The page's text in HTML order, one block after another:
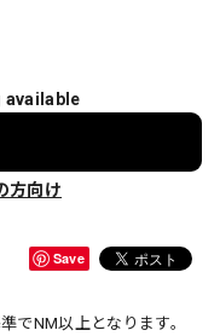
available
方向け
Save
でNM以上となります。